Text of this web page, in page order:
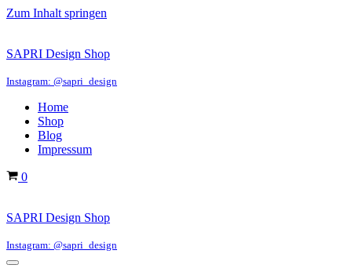
Zum Inhalt springen
SAPRI Design Shop
Instagram: @sapri_design
Home
Shop
Blog
Impressum
Warenkorb
0
SAPRI Design Shop
Instagram: @sapri_design
Navigations-